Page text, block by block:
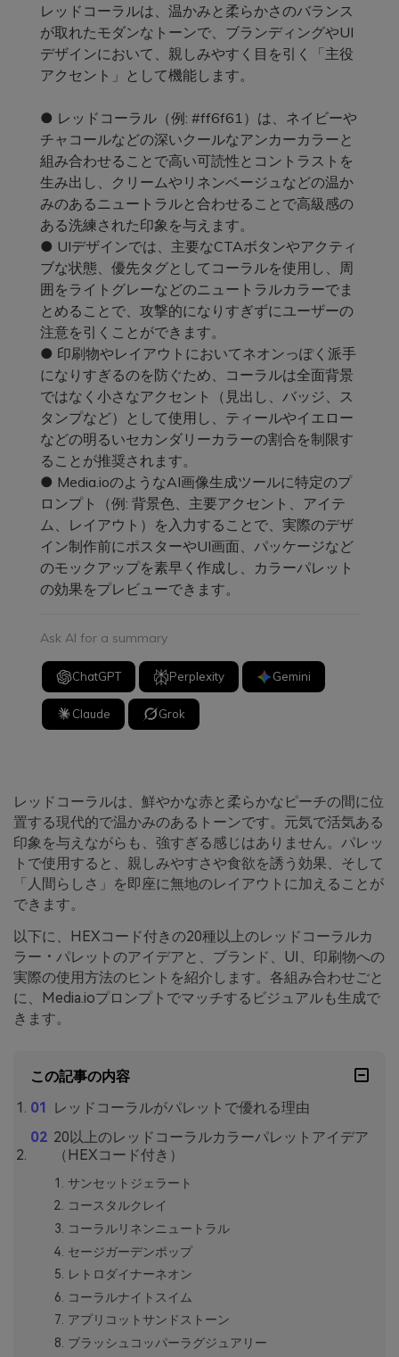
レッドコーラルは、温かみと柔らかさのバランス
が取れたモダンなトーンで、ブランディングやUI
デザインにおいて、親しみやすく目を引く「主役
アクセント」として機能します。
● レッドコーラル（例: #ff6f61）は、ネイビーや
チャコールなどの深いクールなアンカーカラーと
組み合わせることで高い可読性とコントラストを
生み出し、クリームやリネンベージュなどの温か
みのあるニュートラルと合わせることで高級感の
ある洗練された印象を与えます。
● UIデザインでは、主要なCTAボタンやアクティ
ブな状態、優先タグとしてコーラルを使用し、周
囲をライトグレーなどのニュートラルカラーでま
とめることで、攻撃的になりすぎずにユーザーの
注意を引くことができます。
● 印刷物やレイアウトにおいてネオンっぽく派手
になりすぎるのを防ぐため、コーラルは全面背景
ではなく小さなアクセント（見出し、バッジ、ス
タンプなど）として使用し、ティールやイエロー
などの明るいセカンダリーカラーの割合を制限す
ることが推奨されます。
● Media.ioのようなAI画像生成ツールに特定のプ
ロンプト（例: 背景色、主要アクセント、アイテ
ム、レイアウト）を入力することで、実際のデザ
イン制作前にポスターやUI画面、パッケージなど
のモックアップを素早く作成し、カラーパレット
の効果をプレビューできます。
Ask AI for a summary
ChatGPT Perplexity Gemini
Claude Grok
レッドコーラルは、鮮やかな赤と柔らかなピーチの間に位
置する現代的で温かみのあるトーンです。元気で活気ある
印象を与えながらも、強すぎる感じはありません。パレッ
トで使用すると、親しみやすさや食欲を誘う効果、そして
「人間らしさ」を即座に無地のレイアウトに加えることが
できます。
以下に、HEXコード付きの20種以上のレッドコーラルカ
ラー・パレットのアイデアと、ブランド、UI、印刷物への
実際の使用方法のヒントを紹介します。各組み合わせごと
に、Media.ioプロンプトでマッチするビジュアルも生成で
きます。
この記事の内容
レッドコーラルがパレットで優れる理由
20以上のレッドコーラルカラーパレットアイデア
（HEXコード付き）
サンセットジェラート
コースタルクレイ
コーラルリネンニュートラル
セージガーデンポップ
レトロダイナーネオン
コーラルナイトスイム
アプリコットサンドストーン
ブラッシュコッパーラグジュアリー